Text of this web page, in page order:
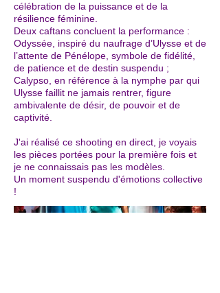
célébration de la puissance et de la
résilience féminine.
Deux caftans concluent la performance :
Odyssée, inspiré du naufrage d’Ulysse et de
l’attente de Pénélope, symbole de fidélité,
de patience et de destin suspendu ;
Calypso, en référence à la nymphe par qui
Ulysse faillit ne jamais rentrer, figure
ambivalente de désir, de pouvoir et de
captivité.
J'ai réalisé ce shooting en direct, je voyais
les pièces portées pour la première fois et
je ne connaissais pas les modèles.
Un moment suspendu d'émotions collective
!